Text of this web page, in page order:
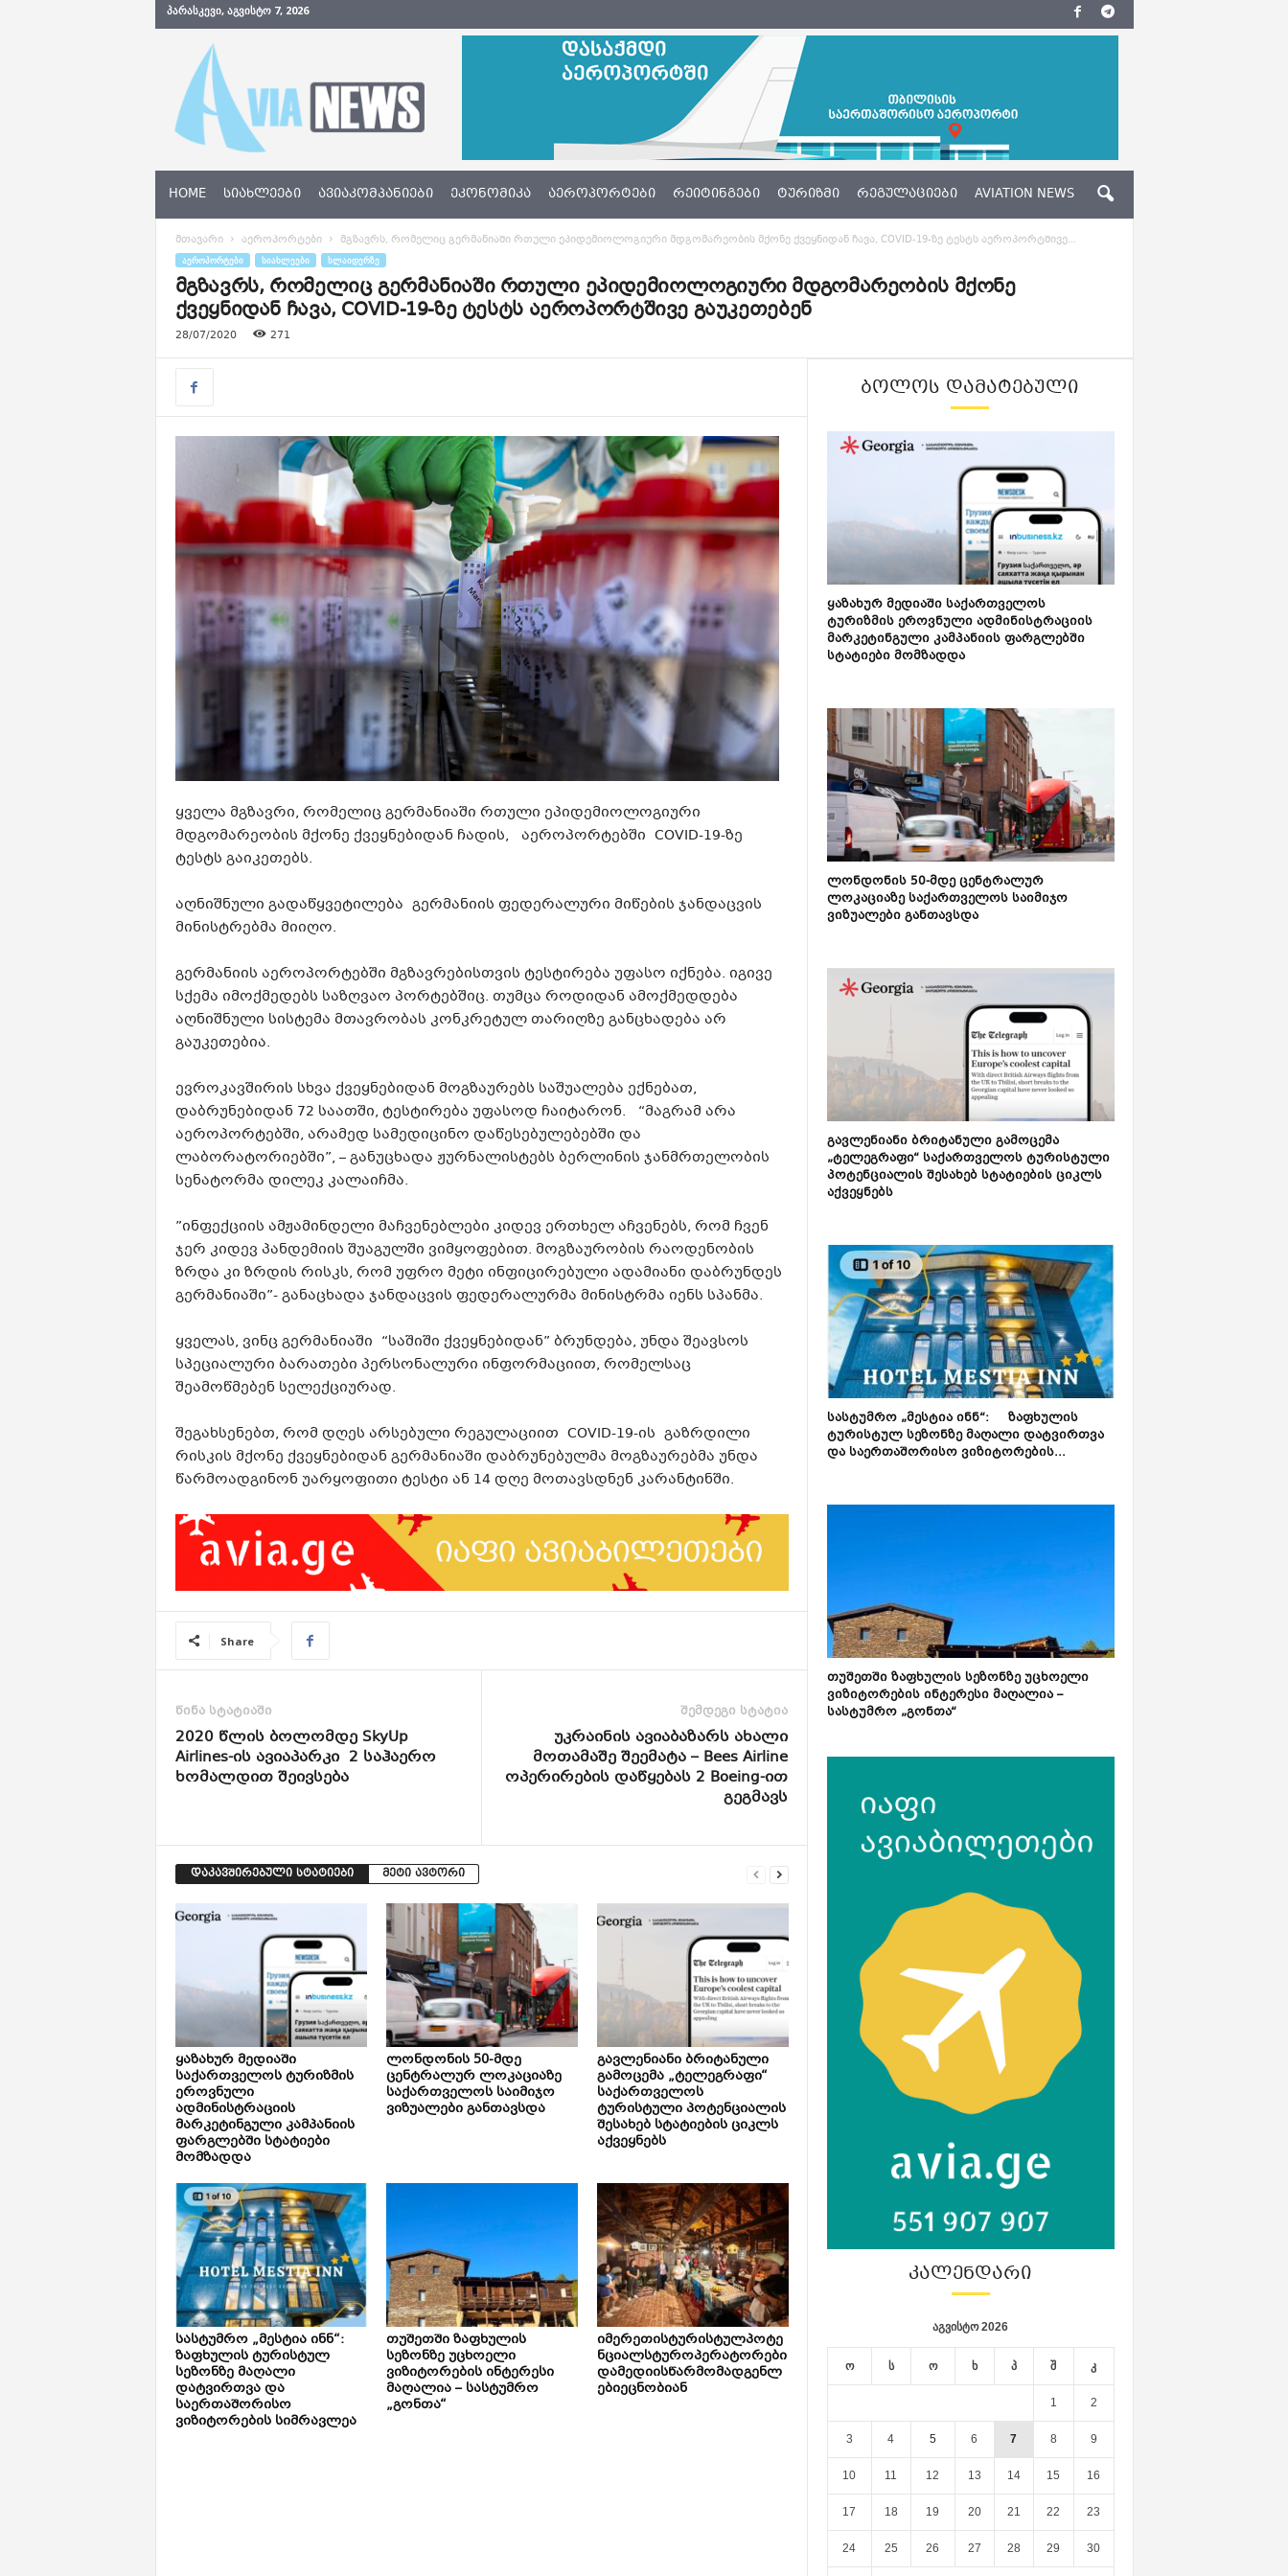
ᲞᲐᲠᲐᲡᲙᲔᲕᲘ, ᲐᲒᲕᲘᲡᲢᲝ 7, 2026
N
w
s
e
HOME ᲡᲘᲐᲮᲚᲔᲔᲑᲘ ᲐᲕᲘᲐᲙᲝᲛᲞᲐᲜᲘᲔᲑᲘ ᲔᲙᲝᲜᲝᲛᲘᲙᲐ ᲐᲔᲠᲝᲞᲝᲠᲢᲔᲑᲘ ᲠᲔᲘᲢᲘᲜᲒᲔᲑᲘ ᲢᲣᲠᲘᲖᲛᲘ ᲠᲔᲒᲣᲚᲐᲪᲘᲔᲑᲘ AVIATION NEWS
მთავარი აეროპორტები მგზავრს, რომელიც გერმანიაში რთული ეპიდემიოლოგიური მდგომარეობის მქონე ქვეყნიდან ჩავა, COVID-19-ზე ტესტს აეროპორტშივე...
ᲐᲔᲠᲝᲞᲝᲠᲢᲔᲑᲘ ᲡᲘᲐᲮᲚᲔᲔᲑᲘ ᲡᲚᲐᲘᲓᲔᲠᲖᲔ
მგზავრს, რომელიც გერმანიაში რთული ეპიდემიოლოგიური მდგომარეობის მქონე
ქვეყნიდან ჩავა, COVID-19-ზე ტესტს აეროპორტშივე გაუკეთებენ
28/07/2020 271
ყველა მგზავრი, რომელიც გერმანიაში რთული ეპიდემიოლოგიური
მდგომარეობის მქონე ქვეყნებიდან ჩადის, აეროპორტებში COVID-19-ზე
ტესტს გაიკეთებს.
აღნიშნული გადაწყვეტილება გერმანიის ფედერალური მიწების ჯანდაცვის
მინისტრებმა მიიღო.
გერმანიის აეროპორტებში მგზავრებისთვის ტესტირება უფასო იქნება. იგივე
სქემა იმოქმედებს საზღვაო პორტებშიც. თუმცა როდიდან ამოქმედდება
აღნიშნული სისტემა მთავრობას კონკრეტულ თარიღზე განცხადება არ
გაუკეთებია.
ევროკავშირის სხვა ქვეყნებიდან მოგზაურებს საშუალება ექნებათ,
დაბრუნებიდან 72 საათში, ტესტირება უფასოდ ჩაიტარონ. “მაგრამ არა
აეროპორტებში, არამედ სამედიცინო დაწესებულებებში და
ლაბორატორიებში”, – განუცხადა ჟურნალისტებს ბერლინის ჯანმრთელობის
სენატორმა დილეკ კალაიჩმა.
”ინფექციის ამჟამინდელი მაჩვენებლები კიდევ ერთხელ აჩვენებს, რომ ჩვენ
ჯერ კიდევ პანდემიის შუაგულში ვიმყოფებით. მოგზაურობის რაოდენობის
ზრდა კი ზრდის რისკს, რომ უფრო მეტი ინფიცირებული ადამიანი დაბრუნდეს
გერმანიაში”- განაცხადა ჯანდაცვის ფედერალურმა მინისტრმა იენს სპანმა.
ყველას, ვინც გერმანიაში “საშიში ქვეყნებიდან” ბრუნდება, უნდა შეავსოს
სპეციალური ბარათები პერსონალური ინფორმაციით, რომელსაც
შეამოწმებენ სელექციურად.
შეგახსენებთ, რომ დღეს არსებული რეგულაციით COVID-19-ის გაზრდილი
რისკის მქონე ქვეყნებიდან გერმანიაში დაბრუნებულმა მოგზაურებმა უნდა
წარმოადგინონ უარყოფითი ტესტი ან 14 დღე მოთავსდნენ კარანტინში.
Share
წინა სტატიაში
2020 წლის ბოლომდე SkyUp
Airlines-ის ავიაპარკი 2 საჰაერო
ხომალდით შეივსება
შემდეგი სტატია
უკრაინის ავიაბაზარს ახალი
მოთამაშე შეემატა – Bees Airline
ოპერირების დაწყებას 2 Boeing-ით
გეგმავს
დაკავშირებული სტატიები მეტი ავტორი
ყაზახურ მედიაში
საქართველოს ტურიზმის
ეროვნული
ადმინისტრაციის
მარკეტინგული კამპანიის
ფარგლებში სტატიები
მომზადდა
ლონდონის 50-მდე
ცენტრალურ ლოკაციაზე
საქართველოს საიმიჯო
ვიზუალები განთავსდა
გავლენიანი ბრიტანული
გამოცემა „ტელეგრაფი“
საქართველოს
ტურისტული პოტენციალის
შესახებ სტატიების ციკლს
აქვეყნებს
სასტუმრო „მესტია ინნ“:
ზაფხულის ტურისტულ
სეზონზე მაღალი
დატვირთვა და
საერთაშორისო
ვიზიტორების სიმრავლეა
თუშეთში ზაფხულის
სეზონზე უცხოელი
ვიზიტორების ინტერესი
მაღალია – სასტუმრო
„გონთა“
იმერეთისტურისტულპოტე
ნციალსტუროპერატორები
დამედიისწარმომადგენლ
ებიეცნობიან
ᲑᲝᲚᲝᲡ ᲓᲐᲛᲐᲢᲔᲑᲣᲚᲘ
ყაზახურ მედიაში საქართველოს
ტურიზმის ეროვნული ადმინისტრაციის
მარკეტინგული კამპანიის ფარგლებში
სტატიები მომზადდა
ლონდონის 50-მდე ცენტრალურ
ლოკაციაზე საქართველოს საიმიჯო
ვიზუალები განთავსდა
გავლენიანი ბრიტანული გამოცემა
„ტელეგრაფი“ საქართველოს ტურისტული
პოტენციალის შესახებ სტატიების ციკლს
აქვეყნებს
სასტუმრო „მესტია ინნ“: ზაფხულის
ტურისტულ სეზონზე მაღალი დატვირთვა
და საერთაშორისო ვიზიტორების...
თუშეთში ზაფხულის სეზონზე უცხოელი
ვიზიტორების ინტერესი მაღალია –
სასტუმრო „გონთა“
ᲙᲐᲚᲔᲜᲓᲐᲠᲘ
აგვისტო 2026
ო ს ო ხ პ შ კ
1 2
3 4 5 6 7 8 9
10 11 12 13 14 15 16
17 18 19 20 21 22 23
24 25 26 27 28 29 30